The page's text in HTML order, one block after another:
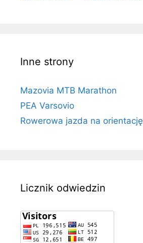
Inne strony
Mazovia MTB Marathon
PEA Varsovio
Rowerowa jazda na orientację
Licznik odwiedzin